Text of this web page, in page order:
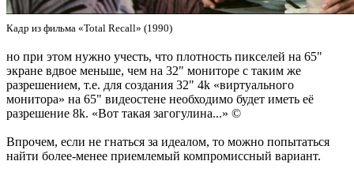
Кадр из фильма «Total Recall» (1990)
но при этом нужно учесть, что плотность пикселей на 65"
экране вдвое меньше, чем на 32" мониторе с таким же
разрешением, т.е. для создания 32" 4k «виртуального
монитора» на 65" видеостене необходимо будет иметь её
разрешение 8k. «Вот такая загогулина...» ©
Впрочем, если не гнаться за идеалом, то можно попытаться
найти более-менее приемлемый компромиссный вариант.